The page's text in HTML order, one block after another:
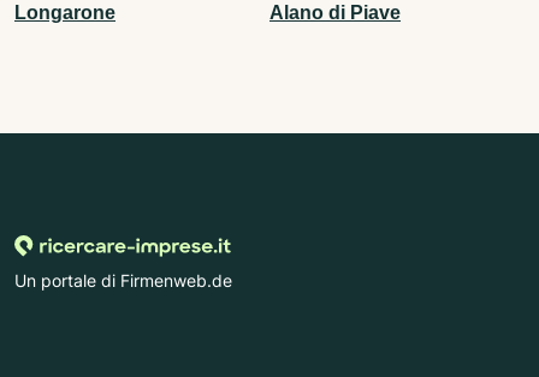
Longarone Alano di Piave
Un portale di Firmenweb.de